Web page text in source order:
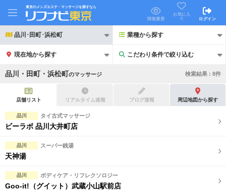
東京のメンズエステ・マッサージを探すなら
閲覧履歴
お気に入
り
ログイン
品川･田町･浜松町 業種から探す
現在地から探す こだわり条件で絞り込む
こだわり条件で絞り込む
21時以降も受付
初回割引あり
団体割引
キャッシュレス決済OK
品川・田町・浜松町のマッサージ 検索結果 : 8件
店舗リスト リアルタイム速報 ブログ速報 周辺地図から探す
品川 タイ古式マッサージ
ビーラボ 品川大井町店
品川 スーパー銭湯
天神湯
品川 ボディケア・リフレクソロジー
Goo-it!（グイット）武蔵小山駅前店